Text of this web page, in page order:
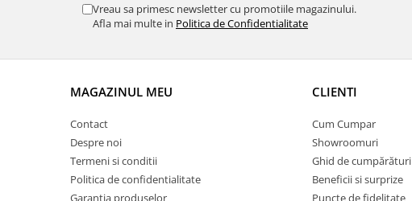
Vreau sa primesc newsletter cu promotiile magazinului.
Afla mai multe in Politica de Confidentialitate
MAGAZINUL MEU
Contact
Despre noi
Termeni si conditii
Politica de confidentialitate
Garantia produselor
CLIENTI
Cum Cumpar
Showroomuri
Ghid de cumpărături
Beneficii si surprize
Puncte de fidelitate